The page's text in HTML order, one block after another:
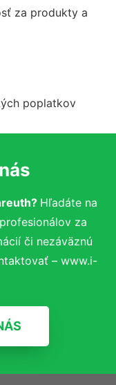
za produkty a
poplatkov
Hľadáte na
za
či nezáväznú
– www.i-